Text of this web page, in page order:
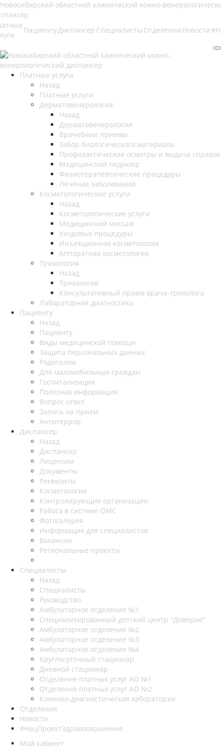
ПациентуДиспансер Специалисты Отделения Новости
Платные услуги
Назад
Платные услуги
Дерматовенерология
Назад
Дерматовенерология
Врачебные приемы
Забор биологического материала
Профилактические осмотры и выдача справок
Медицинский педикюр
Физиотерапевтические процедуры
Лечение заболеваний
Косметологические услуги
Назад
Косметологические услуги
Медицинский массаж
Уходовые процедуры
Инъекционная косметология
Аппаратная косметология
Трихология
Назад
Трихология
Консультативный прием врача-трихолога
Лабораторная диагностика
Пациенту
Назад
Пациенту
Виды медицинской помощи
Защита персональных данных
Родителям
Для маломобильных граждан
Госпитализация
Полезная информация
Вопрос ответ
Запись на прием
Антитеррор
Диспансер
Назад
Диспансер
Лицензии
Документы
Реквизиты
Косметология
Контролирующие организации
Работа в системе ОМС
Фотогалерея
Информация для специалистов
Вакансии
Региональные проекты
Специалисты
Назад
Специалисты
Руководство
Амбулаторное отделение №1
Специализированный детский центр "Доверие"
Амбулаторное отделение №2
Амбулаторное отделение №3
Амбулаторное отделение №4
Круглосуточный стационар
Дневной стационар
Отделение платных услуг АО №1
Отделение платных услуг АО №2
Клинико-диагностическая лаборатория
Отделения
Новости
#НацПроектЗдравоохранение
Мой кабинет